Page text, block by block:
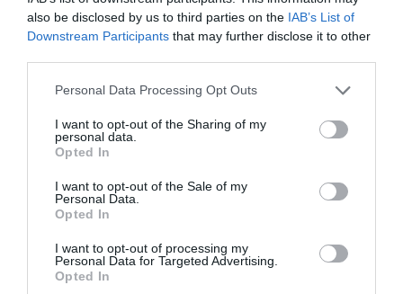
also be disclosed by us to third parties on the IAB’s List of
Downstream Participants that may further disclose it to other
Please note that this website/app uses one or more Google
not limited to your visit or usage behaviour. You may click to
grant or deny consent to Google and its third-party tags to
use your data for below specified purposes in below Google
consent section.
Personal Data Processing Opt Outs
I want to opt-out of the Sharing of my
personal data.
Opted In
I want to opt-out of the Sale of my
Personal Data.
Opted In
I want to opt-out of processing my
Personal Data for Targeted Advertising.
Opted In
08.08.2026 | 20:40
χωματερές – Έρχονται πρόστιμα
χωρίς εξαιρέσεις
Εύβοια: Η μαύρη επέτειος της
καταστροφικής πυρκαγιάς – Το
χρονικό της τραγωδίας
08.08.2026 | 20:00
Εύβοια: Πότε θα γίνει ο
καθιερωμένος έρανος για το
«Στιφάδο της Παναγίας»